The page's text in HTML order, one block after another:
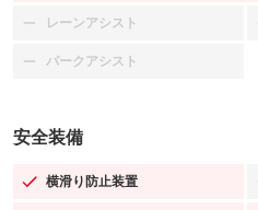
レーンアシスト
：装備なし
パークアシスト
：装備なし
安全装備
横滑り防止装置
：装備あり